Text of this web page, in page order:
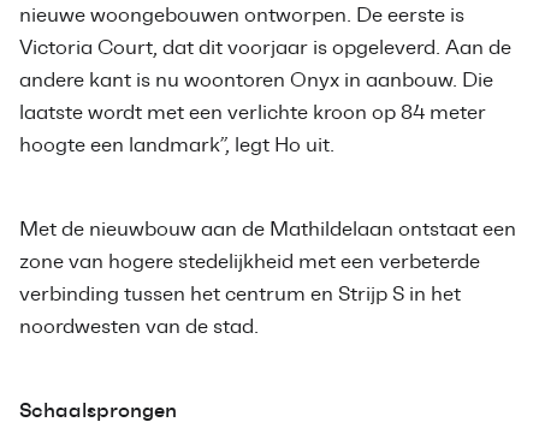
nieuwe woongebouwen ontworpen. De eerste is
Victoria Court, dat dit voorjaar is opgeleverd. Aan de
andere kant is nu woontoren Onyx in aanbouw. Die
laatste wordt met een verlichte kroon op 84 meter
hoogte een landmark”, legt Ho uit.
Met de nieuwbouw aan de Mathildelaan ontstaat een
zone van hogere stedelijkheid met een verbeterde
verbinding tussen het centrum en Strijp S in het
noordwesten van de stad.
Schaalsprongen